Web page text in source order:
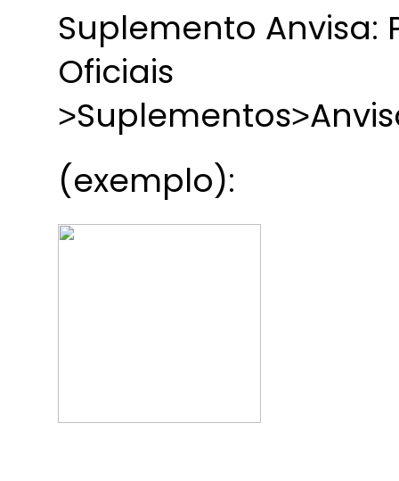
Suplemento Anvisa:
Oficiais
(exemplo):